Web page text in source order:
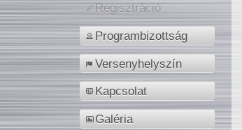
Regisztráció
Programbizottság
Versenyhelyszín
Kapcsolat
Galéria